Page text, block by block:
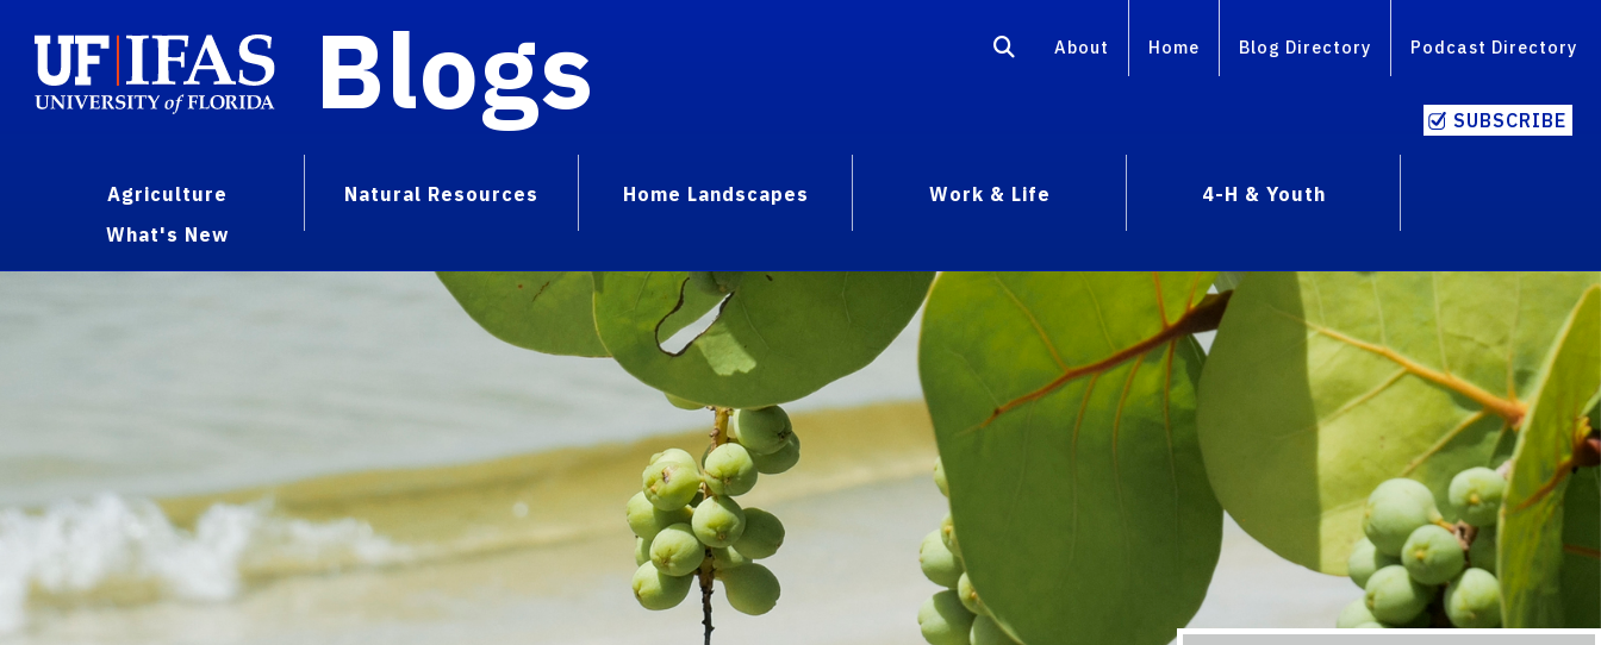
Blogs About Home Blog Directory Podcast Directory
SUBSCRIBE
Agriculture Natural Resources Home Landscapes Work & Life
4-H & Youth
What's New